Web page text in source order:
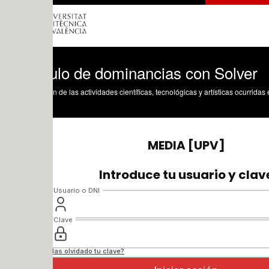
de dominancias con Solver
de las actividades científicas, tecnológicas y artísticas ocurridas en los tres